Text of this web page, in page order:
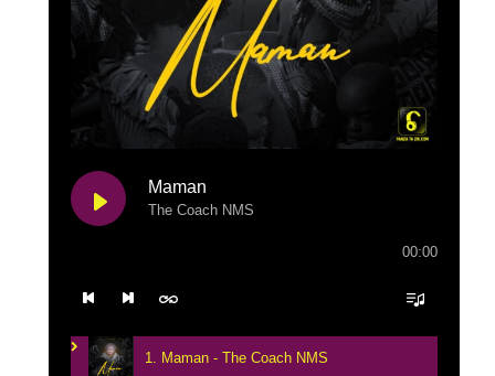
Maman
The Coach NMS
00:00
1. Maman - The Coach NMS